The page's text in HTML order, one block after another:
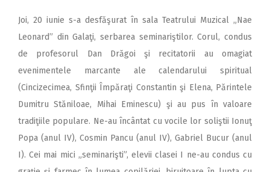
Joi, 20 iunie s-a desfăşurat în sala Teatrului Muzical „Nae
Leonard” din Galaţi, serbarea seminariştilor. Corul, condus
de profesorul Dan Drăgoi şi recitatorii au omagiat
evenimentele marcante ale calendarului spiritual
(Cincizecimea, Sfinţii Împăraţi Constantin şi Elena, Părintele
Dumitru Stăniloae, Mihai Eminescu) şi au pus în valoare
tradiţiile populare. Ne-au încântat cu vocile lor soliştii Ionuţ
Popa (anul IV), Cosmin Pancu (anul IV), Gabriel Bucur (anul
I). Cei mai mici „seminarişti”, elevii clasei I ne-au condus cu